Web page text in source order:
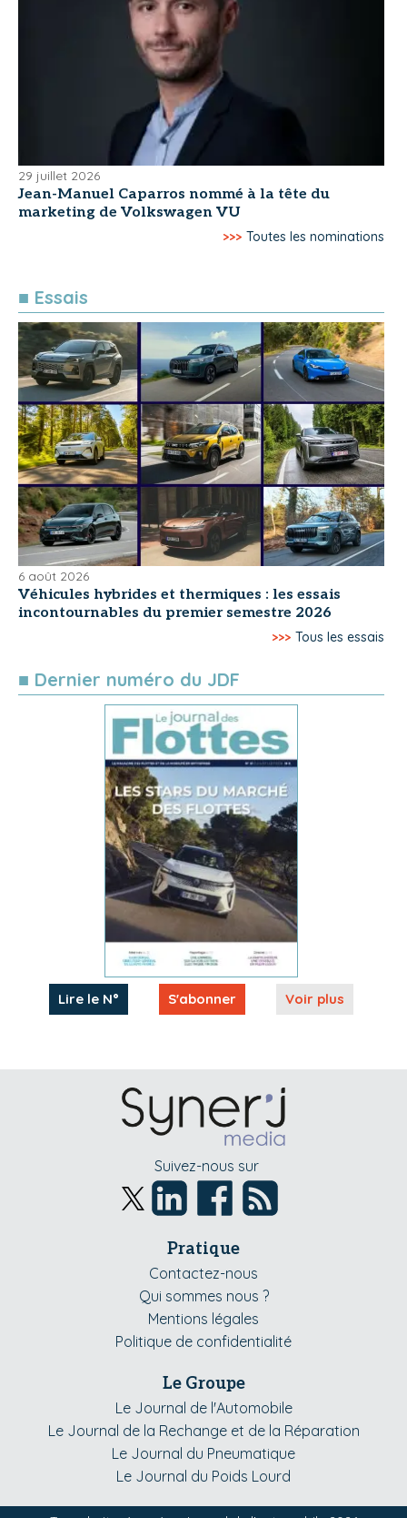
29 juillet 2026
Jean-Manuel Caparros nommé à la tête du
marketing de Volkswagen VU
>>> Toutes les nominations
■ Essais
6 août 2026
Véhicules hybrides et thermiques : les essais
incontournables du premier semestre 2026
>>> Tous les essais
■ Dernier numéro du JDF
Lire le N° S'abonner Voir plus
Suivez-nous sur
Pratique
Contactez-nous
Qui sommes nous ?
Mentions légales
Politique de confidentialité
Le Groupe
Le Journal de l'Automobile
Le Journal de la Rechange et de la Réparation
Le Journal du Pneumatique
Le Journal du Poids Lourd